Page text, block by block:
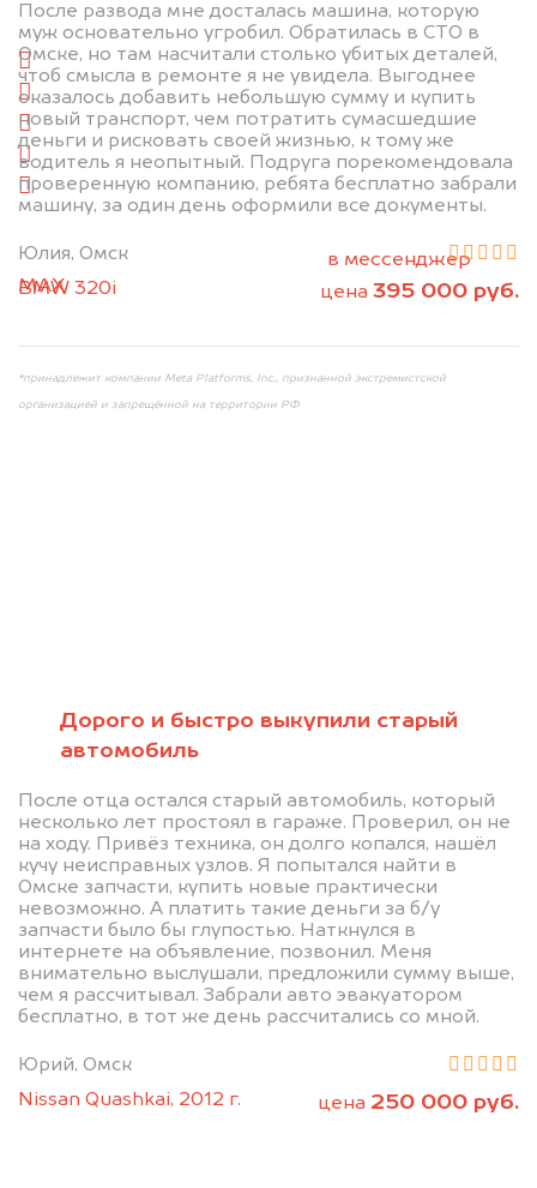
После развода мне досталась машина, которую
муж основательно угробил. Обратилась в СТО в
Омске, но там насчитали столько убитых деталей,
чтоб смысла в ремонте я не увидела. Выгоднее
оказалось добавить небольшую сумму и купить
новый транспорт, чем потратить сумасшедшие
деньги и рисковать своей жизнью, к тому же
водитель я неопытный. Подруга порекомендовала
проверенную компанию, ребята бесплатно забрали
машину, за один день оформили все документы.
Юлия, Омск
BMW 320i
цена 395 000 руб.
Дорого и быстро выкупили старый
автомобиль
После отца остался старый автомобиль, который
несколько лет простоял в гараже. Проверил, он не
на ходу. Привёз техника, он долго копался, нашёл
кучу неисправных узлов. Я попытался найти в
Омске запчасти, купить новые практически
невозможно. А платить такие деньги за б/у
запчасти было бы глупостью. Наткнулся в
интернете на объявление, позвонил. Меня
внимательно выслушали, предложили сумму выше,
чем я рассчитывал. Забрали авто эвакуатором
бесплатно, в тот же день рассчитались со мной.
Юрий, Омск
Nissan Quashkai, 2012 г.
цена 250 000 руб.
1. Сфотографируйте машину:
спереди
сзади
слева
справа
салон
+79584983298 по WhatsApp*, в мессенджер
MAXили на электронную почту
*принадлежит компании Meta Platforms, Inc., признанной экстремистской
организацией и запрещённой на территории РФ
БЕСПЛАТНО
автомобиля на разбор.
Мы купим ваше авто на 20.000 руб.
дороже, чем предлагают на
автоаукционах.